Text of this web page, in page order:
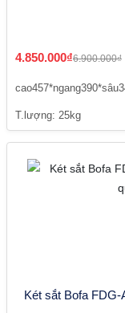
4.850.000₫6.900.000₫
T.lượng: 25kg
Két sắt Bofa